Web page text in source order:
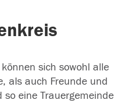
sich sowohl alle
als auch Freunde und
eine Trauergemeinde